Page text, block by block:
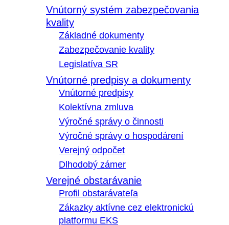
Vnútorný systém zabezpečovania
kvality
Základné dokumenty
Zabezpečovanie kvality
Legislatíva SR
Vnútorné predpisy a dokumenty
Vnútorné predpisy
Kolektívna zmluva
Výročné správy o činnosti
Výročné správy o hospodárení
Verejný odpočet
Dlhodobý zámer
Verejné obstarávanie
Profil obstarávateľa
Zákazky aktívne cez elektronickú
platformu EKS